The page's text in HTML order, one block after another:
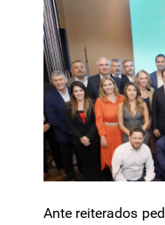
Ante reiterados